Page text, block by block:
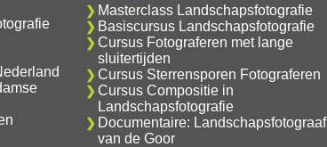
Masterclass Landschapsfotografie
Basiscursus Landschapsfotografie
Cursus Fotograferen met lange
sluitertijden
Cursus Sterrensporen Fotograferen
Cursus Compositie in
Landschapsfotografie
Documentaire: Landschapsfotograaf
van de Goor